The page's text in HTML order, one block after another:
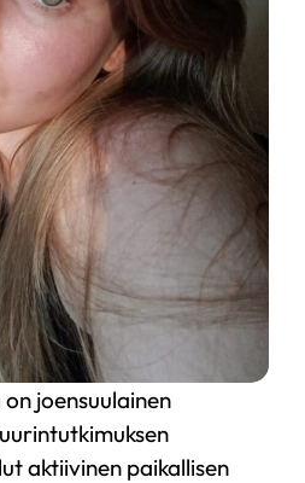
on joensuulainen
aktiivinen paikallisen